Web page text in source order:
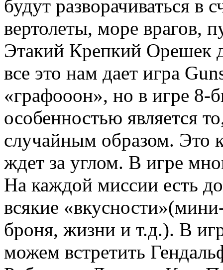
будут разворачиваться
вертолеты, море врагов,
Этакий Крепкий Орешек
все это нам дает игра
«графооон», но в игре 8-
особенностью является
случайным образом. Это
ждет за углом. В игре
На каждой миссии есть
всякие
броня, жизни и т.д.). В
можем встретить